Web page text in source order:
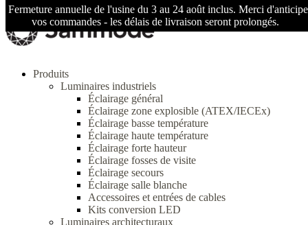
Fermeture annuelle de l'usine du 3 au 24 août inclus. Merci
vos commandes - les délais de livraison seront prolongés.
Produits
Luminaires industriels
Éclairage général
Éclairage zone explosible (ATEX/IECEx)
Éclairage basse température
Éclairage haute température
Éclairage forte hauteur
Éclairage fosses de visite
Éclairage secours
Éclairage salle blanche
Accessoires et entrées de cables
Kits conversion LED
Luminaires architecturaux